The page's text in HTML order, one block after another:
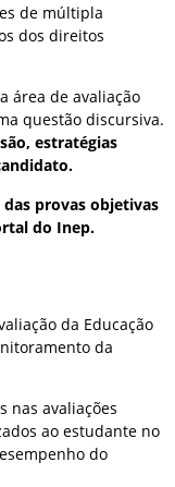
de múltipla
dos direitos
área de avaliação
questão discursiva.
estratégias
provas objetivas
do Inep.
da Educação
da
nas avaliações
ao estudante no
do